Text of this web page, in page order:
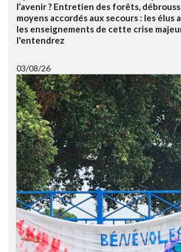
l’avenir ? Entretien des forêts,
moyens accordés aux secours : les
les enseignements de cette crise
l'entendrez
03/08/26